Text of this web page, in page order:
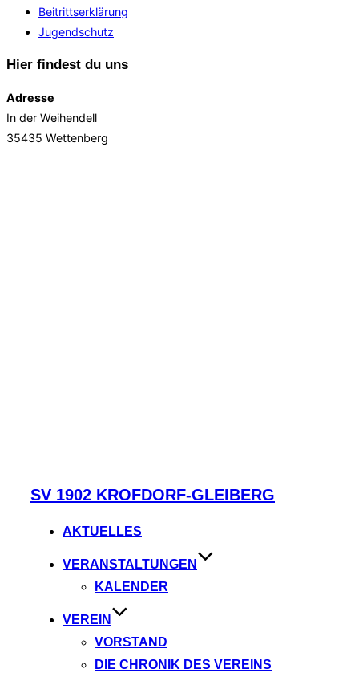
Beitrittserklärung
Jugendschutz
Hier findest du uns
Adresse
In der Weihendell
35435 Wettenberg
springen
SV 1902 KROFDORF-GLEIBERG
AKTUELLES
VERANSTALTUNGEN
KALENDER
VEREIN
VORSTAND
DIE CHRONIK DES VEREINS